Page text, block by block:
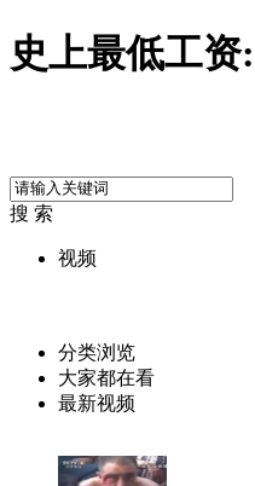
史上最低工
搜 索
视频
分类浏览
大家都在看
最新视频